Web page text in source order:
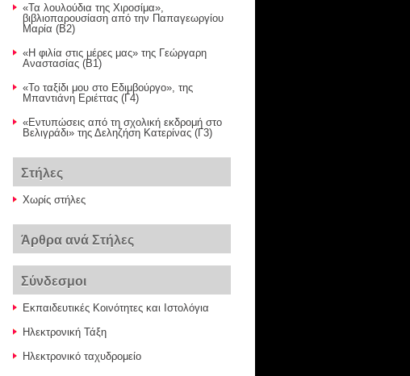
«Τα λουλούδια της Χιροσίμα»,
βιβλιοπαρουσίαση από την Παπαγεωργίου
Μαρία (Β2)
«Η φιλία στις μέρες μας» της Γεώργαρη
Αναστασίας (Β1)
«Το ταξίδι μου στο Εδιμβούργο», της
Μπαντιάνη Εριέττας (Γ4)
«Εντυπώσεις από τη σχολική εκδρομή στο
Βελιγράδι» της Δεληζήση Κατερίνας (Γ3)
Στήλες
Χωρίς στήλες
Άρθρα ανά Στήλες
Σύνδεσμοι
Εκπαιδευτικές Κοινότητες και Ιστολόγια
Ηλεκτρονική Τάξη
Ηλεκτρονικό ταχυδρομείο